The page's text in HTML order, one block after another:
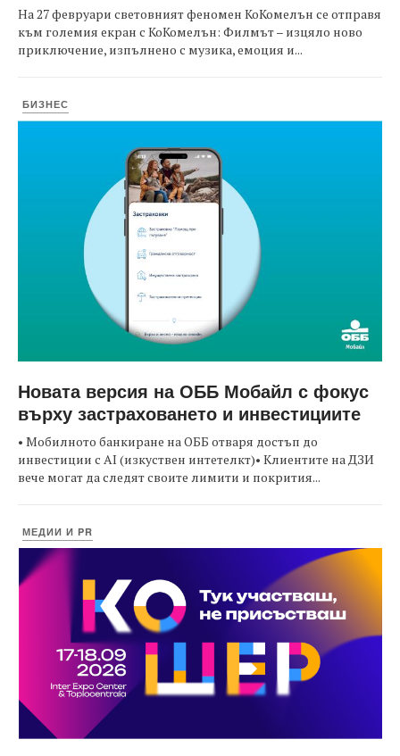
На 27 февруари световният феномен КоКомелън се отправя
към големия екран с КоКомелън: Филмът – изцяло ново
приключение, изпълнено с музика, емоция и...
БИЗНЕС
Новата версия на ОББ Мобайл с фокус
върху застраховането и инвестициите
• Мобилното банкиране на ОББ отваря достъп до
инвестиции с AI (изкуствен интетелкт)• Клиентите на ДЗИ
вече могат да следят своите лимити и покрития...
МЕДИИ И PR